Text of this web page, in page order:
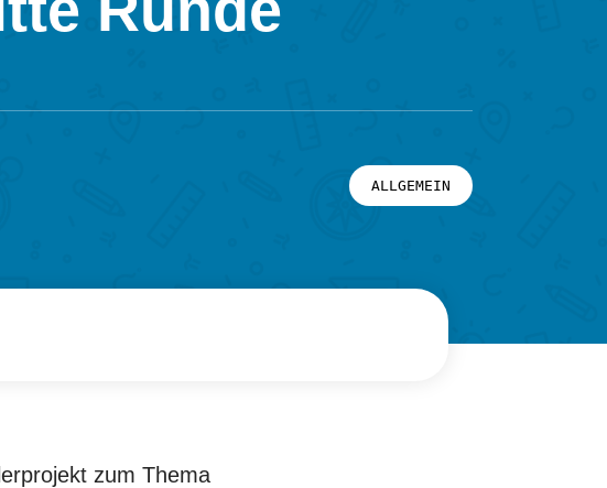
ALLGEMEIN
zum Thema